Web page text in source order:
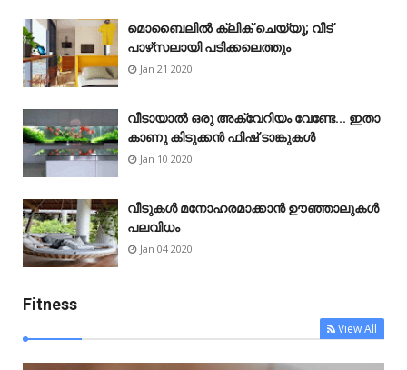
മൊബൈലിൽ ക്ലിക് ചെയ്യൂ; വീട്
പാഴ്‌സലായി പടിക്കലെത്തും
Jan 21 2020
വീടായാൽ ഒരു അക്വേറിയം വേണ്ടേ... ഇതാ
കാണു കിടുക്കൻ ഫിഷ് ടാങ്കുകൾ
Jan 10 2020
വീടുകൾ മനോഹരമാക്കാൻ ഊഞ്ഞാലുകൾ
പലവിധം
Jan 04 2020
Fitness
View All